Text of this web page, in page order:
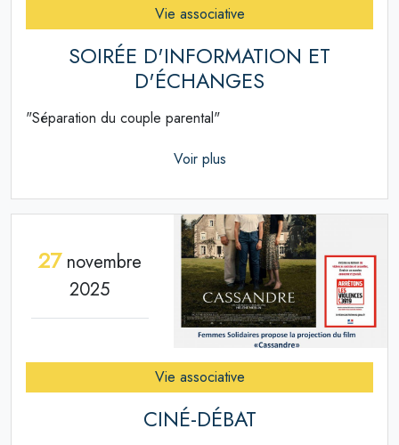
Vie associative
SOIRÉE D'INFORMATION ET
D'ÉCHANGES
"Séparation du couple parental"
Voir plus
27novembre
2025
Vie associative
CINÉ-DÉBAT